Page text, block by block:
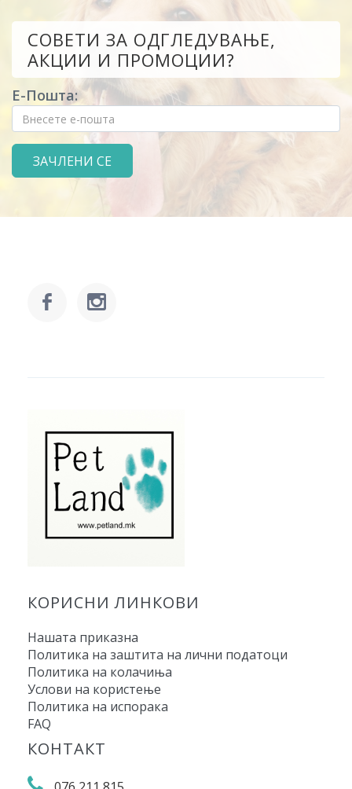
СОВЕТИ ЗА ОДГЛЕДУВАЊЕ,
АКЦИИ И ПРОМОЦИИ?
Е-Пошта:
КОРИСНИ ЛИНКОВИ
Нашата приказна
Политика на заштита на лични податоци
Политика на колачиња
Услови на користење
Политика на испорака
FAQ
КОНТАКТ